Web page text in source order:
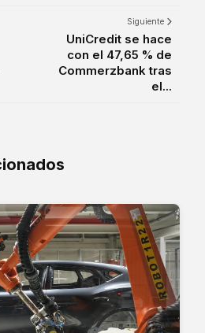
Siguiente
UniCredit se hace
con el 47,65 % de
Commerzbank tras
el...